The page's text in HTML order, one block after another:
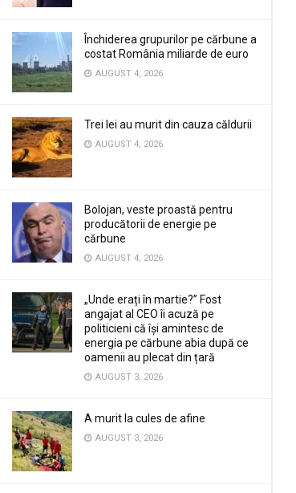
Închiderea grupurilor pe cărbune a
costat România miliarde de euro
AUGUST 4, 2026
Trei lei au murit din cauza căldurii
AUGUST 4, 2026
Bolojan, veste proastă pentru
producătorii de energie pe
cărbune
AUGUST 4, 2026
„Unde erați în martie?” Fost
angajat al CEO îi acuză pe
politicieni că își amintesc de
energia pe cărbune abia după ce
oamenii au plecat din țară
AUGUST 3, 2026
A murit la cules de afine
AUGUST 3, 2026